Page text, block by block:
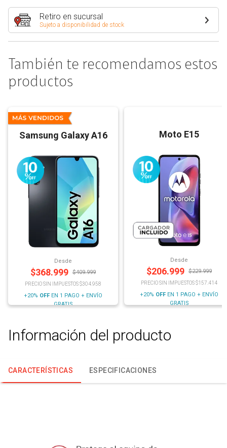
Retiro en sucursal
Sujeto a disponibilidad de stock
También te recomendamos estos
productos
Samsung Galaxy A16
Desde
$368.999 $409.999
PRECIO SIN IMPUESTOS $304.958
+20% OFF EN 1 PAGO + ENVÍO
GRATIS
Moto E15
Desde
$206.999 $229.999
PRECIO SIN IMPUESTOS $157.414
+20% OFF EN 1 PAGO + ENVÍO
GRATIS
Información del producto
CARACTERÍSTICAS ESPECIFICACIONES